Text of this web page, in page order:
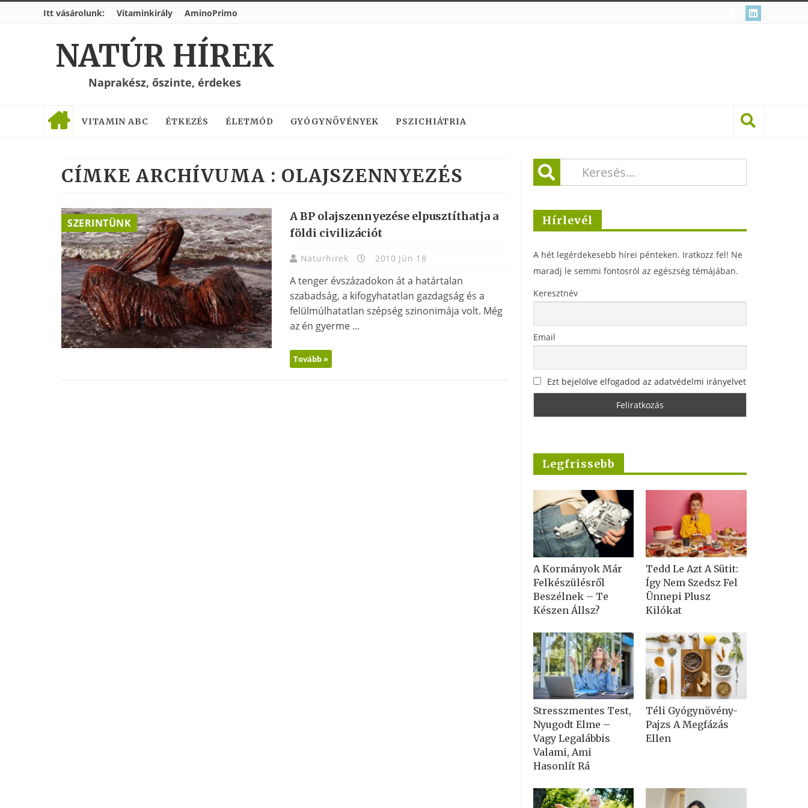
Itt vásárolunk: Vitaminkirály AminoPrimo
NATÚR HÍREK
Naprakész, őszinte, érdekes
VITAMIN ABC ÉTKEZÉS ÉLETMÓD GYÓGYNÖVÉNYEK PSZICHIÁTRIA
CÍMKE ARCHÍVUMA : OLAJSZENNYEZÉS
SZERINTÜNK
A BP olajszennyezése elpusztíthatja a
földi civilizációt
Naturhirek 2010 Jún 18
A tenger évszázadokon át a határtalan
szabadság, a kifogyhatatlan gazdagság és a
felülmúlhatatlan szépség szinonimája volt. Még
az én gyerme ...
Tovább »
Hírlevél
A hét legérdekesebb hírei pénteken. Iratkozz fel! Ne
maradj le semmi fontosról az egészség témájában.
Keresztnév
Email
Ezt bejelölve elfogadod az adatvédelmi irányelvet
Legfrissebb
A Kormányok Már
Felkészülésről
Beszélnek – Te
Készen Állsz?
Tedd Le Azt A Sütit:
Így Nem Szedsz Fel
Ünnepi Plusz
Kilókat
Stresszmentes Test,
Nyugodt Elme –
Vagy Legalábbis
Valami, Ami
Hasonlít Rá
Téli Gyógynövény-
Pajzs A Megfázás
Ellen